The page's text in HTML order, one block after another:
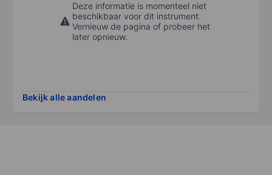
Deze informatie is momenteel niet
beschikbaar voor dit instrument.
Vernieuw de pagina of probeer het
later opnieuw.
Bekijk alle aandelen